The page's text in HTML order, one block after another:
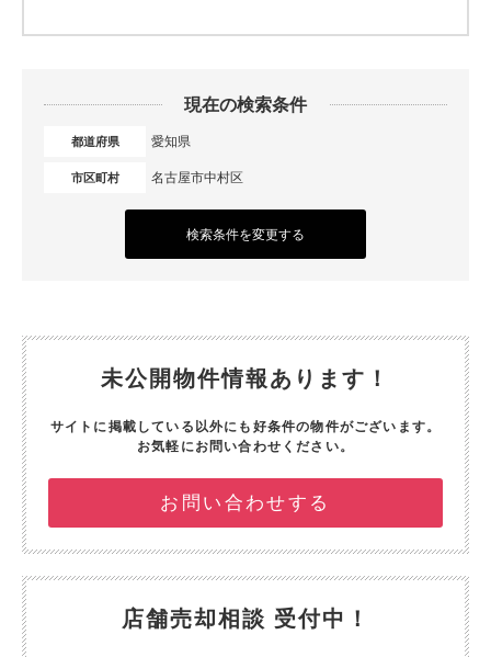
現在の検索条件
都道府県 愛知県
市区町村 名古屋市中村区
検索条件を変更する
未公開物件情報あります！
サイトに掲載している以外にも好条件の物件がございます。
お気軽にお問い合わせください。
お問い合わせする
店舗売却相談 受付中！